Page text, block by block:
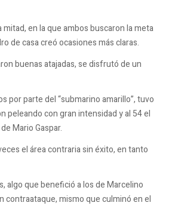
en la que ambos buscaron la meta
de casa creó ocasiones más claras.
buenas atajadas, se disfrutó de un
por parte del “submarino amarillo”, tuvo
peleando con gran intensidad y al 54 el
Mario Gaspar.
el área contraria sin éxito, en tanto
algo que benefició a los de Marcelino
contraataque, mismo que culminó en el